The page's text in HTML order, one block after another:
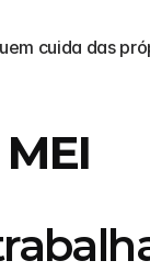
cuida das